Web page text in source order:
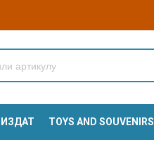
TOYS AND SOUVENIRS